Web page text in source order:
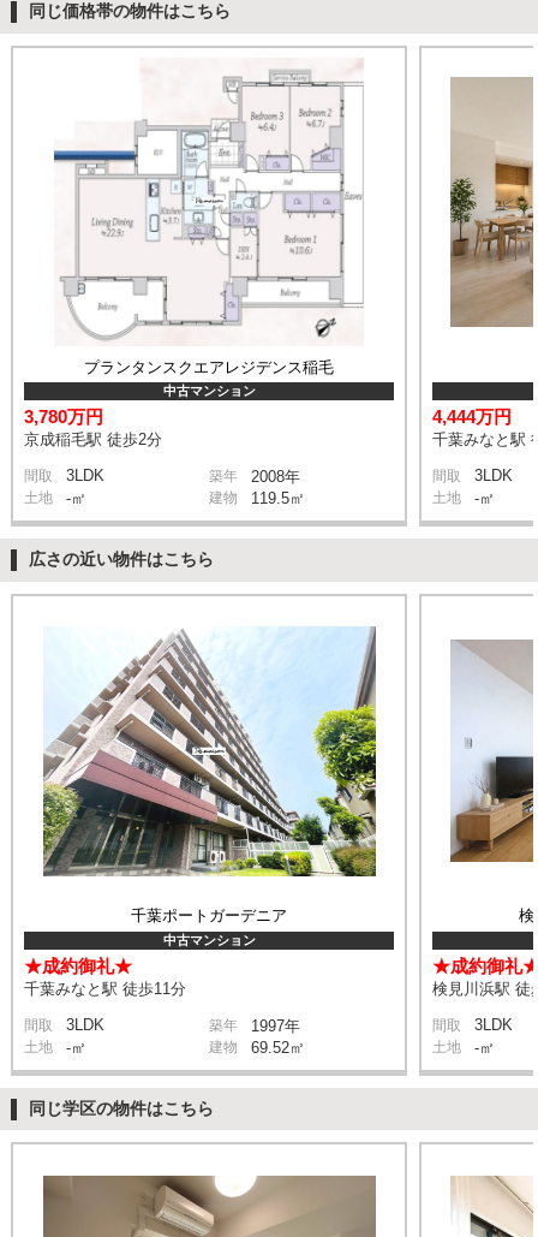
同じ価格帯の物件はこちら
プランタンスクエアレジデンス稲毛
中古マンション
3,780万円
京成稲毛駅 徒歩2分
間取 3LDK 築年 2008年
土地 -㎡ 建物 119.5㎡
4,444万円
千葉みなと駅
間取 3LDK
土地 -㎡
広さの近い物件はこちら
千葉ポートガーデニア
中古マンション
★成約御礼★
千葉みなと駅 徒歩11分
間取 3LDK 築年 1997年
土地 -㎡ 建物 69.52㎡
検
★成約御礼
検見川浜駅 徒
間取 3LDK
土地 -㎡
同じ学区の物件はこちら